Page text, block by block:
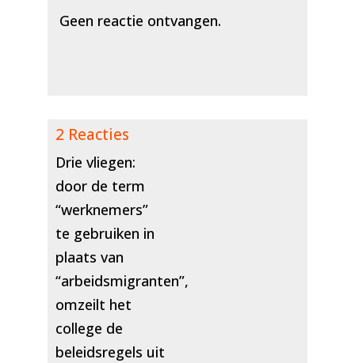
Geen reactie ontvangen.
2 Reacties
Drie vliegen:
door de term
“werknemers”
te gebruiken in
plaats van
“arbeidsmigranten”,
omzeilt het
college de
beleidsregels uit